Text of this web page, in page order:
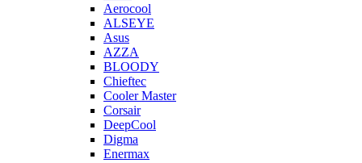
Aerocool
ALSEYE
Asus
AZZA
BLOODY
Chieftec
Cooler Master
Corsair
DeepCool
Digma
Enermax